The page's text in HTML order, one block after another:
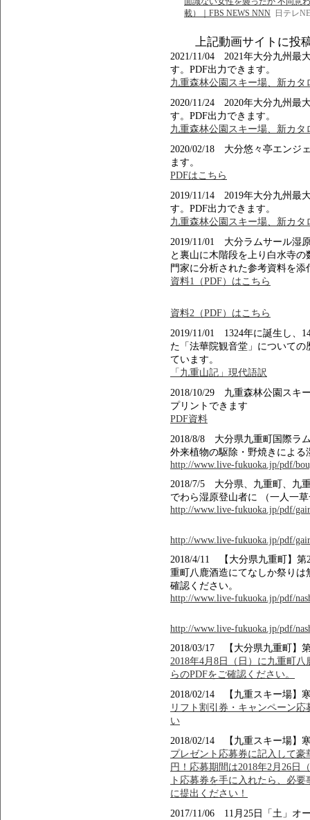
載）｜FBS NEWS NNN 日テレ
上記動画サイトに投
2021/11/04 2021年大分九州最
す。PDF出力できます。
九重森林公園スキー場、新カタ
2020/11/24 2020年大分九州最
す。PDF出力できます。
九重森林公園スキー場、新カタ
2020/02/18 大分悠々亭エンジ
ます。
PDFはこちら
2019/11/14 2019年大分九州最
す。PDF出力できます。
九重森林公園スキー場、新カタ
2019/11/01 大分ラムサール湿
と裏山に木階段を上り白水寺
門家に分析された参考資料を添
資料1（PDF）はこちら
資料2（PDF）はこちら
2019/11/01 1324年に誕生し、
た「法華院観音堂」について
ています。
「九重山記」現代語訳
2018/10/29 九重森林公園スキ
プリントできます
PDF資料
2018/8/8 大分県九重町国際ラ
外来植物の駆除・野焼きによ
http://www.live-fukuoka.jp/pdf/
2018/7/5 大分県、九重町、九
でわら湿原登山者に （一人一
http://www.live-fukuoka.jp/pdf/
http://www.live-fukuoka.jp/pdf/
2018/4/11 【大分県九重町】第
重町八鹿酒造にてなしか祭り
確認ください。
http://www.live-fukuoka.jp/pdf/
http://www.live-fukuoka.jp/pdf/
2018/03/17 【大分県九重町】
2018年4月8日（日）に九重町
らのPDFをご確認ください。
2018/02/14 【九重スキー場】
リフト割引券・キャンペーン
い
2018/02/14 【九重スキー場】
プレゼント応募券に記入して豪
円！応募期間は2018年2月26日
ト応募券を手に入れたら、必
に提出ください！
2017/11/06 11月25日「土」オ